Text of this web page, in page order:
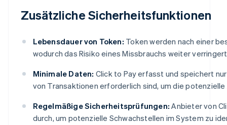
Zusätzliche Sicherheitsfunktionen
Lebensdauer von Token: Token werden nach einer
wodurch das Risiko eines Missbrauchs weiter
Minimale Daten: Click to Pay erfasst und speichert
von Transaktionen erforderlich sind, um die
Regelmäßige Sicherheitsprüfungen: Anbieter von
durch, um potenzielle Schwachstellen im System zu